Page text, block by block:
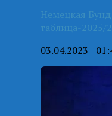
Немецкая
таблица-2025/
03.04.2023 -